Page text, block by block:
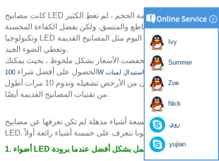
كانت مصابيح LED المبكرة توسعية ، ضخمة الحجم ، لم تعطِ الكثير
من الضوء الساطع والمتسق. ولكن بفضل الكفاءة المحسنة
وتكنولوجيا LED الفتيلية ، تبدو المصابيح اليوم مثل المصابيح القديمة
وتعطي الضوء الجيد.
ما هو أكثر من ذلك ، انخفضت الأسعار بشكل ملحوظ ، بحيث يمكنك
الحصول على أفضل شراء
100W استبدال لمبات LEDمقابل أقل من
10 دولارات ، وسيكون من الأرخص تشغيله وتدوم 10 مرات أطول
من تقنيات المصابيح القديمة أيضًا.
اقرأ أدناه للعثور على تسعة أشياء مذهلة لم تكن تعرفها عن مصابيح
1. أضواء LED تعمل بشكل أفضل عندما برودة.
Ivy
Summer
Zoe
Nick
زوي
yujian